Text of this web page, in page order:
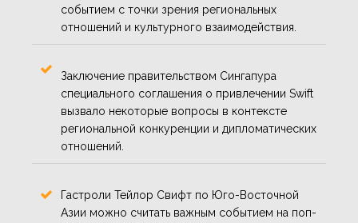
событием с точки зрения региональных
отношений и культурного взаимодействия.
Заключение правительством Сингапура
специального соглашения о привлечении Swift
вызвало некоторые вопросы в контексте
региональной конкуренции и дипломатических
отношений.
Гастроли Тейлор Свифт по Юго-Восточной
Азии можно считать важным событием на поп-